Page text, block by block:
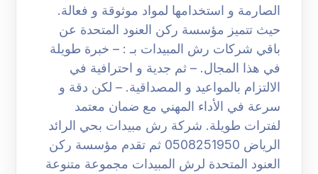
الصارمة و استخدامها لمواد موثوقة و فعالة.
حيث تتميز مؤسسة ركن العنود المتحدة عن
باقي شركات رش المبيدات بـ : – خبرة طويلة
في هذا المجال. – ثم جدية و احترافية في
الالتزام بالمواعيد و المصداقية. – لكن دقة و
سرعة في الأداء المهني مع ضمان معتمد
لفترات طويلة. شركة رش مبيدات بحي الرائد
الرياض 0508251950 ثم تقدم مؤسسة ركن
العنود المتحدة لرش المبيدات مجموعة متنوعة